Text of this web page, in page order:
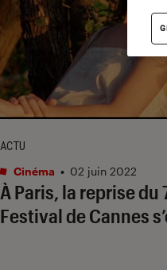
À Paris, la reprise du
Festival de Cannes
ACTU
Cinéma • 02 juin 2022